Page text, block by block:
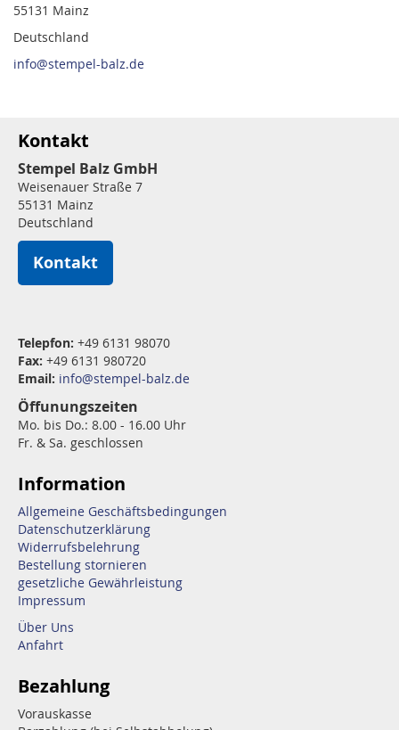
55131 Mainz
Deutschland
info@stempel-balz.de
Kontakt
Stempel Balz GmbH
Weisenauer Straße 7
55131 Mainz
Deutschland
Kontakt
Telepfon: +49 6131 98070
Fax: +49 6131 980720
Email: info@stempel-balz.de
Öffunungszeiten
Mo. bis Do.: 8.00 - 16.00 Uhr
Fr. & Sa. geschlossen
Information
Allgemeine Geschäftsbedingungen
Datenschutzerklärung
Widerrufsbelehrung
Bestellung stornieren
gesetzliche Gewährleistung
Impressum
Über Uns
Anfahrt
Bezahlung
Vorauskasse